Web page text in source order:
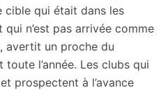
cible qui était dans les
n’est pas arrivée comme
avertit un proche du
toute l’année. Les clubs qui
prospectent à l’avance